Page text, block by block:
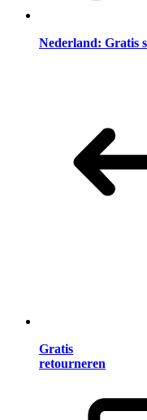
Nederland: Gratis
Gratis
retourneren